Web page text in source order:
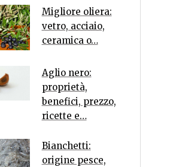
Migliore oliera:
vetro, acciaio,
ceramica o…
Aglio nero:
proprietà,
benefici, prezzo,
ricette e…
Bianchetti:
origine pesce,